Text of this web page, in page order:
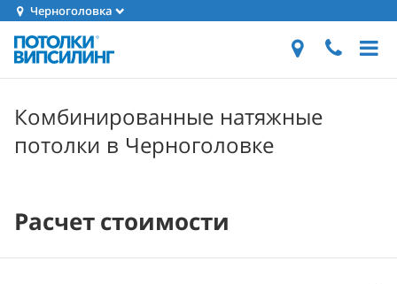
Черноголовка
Комбинированные натяжные
потолки в Черноголовке
Расчет стоимости